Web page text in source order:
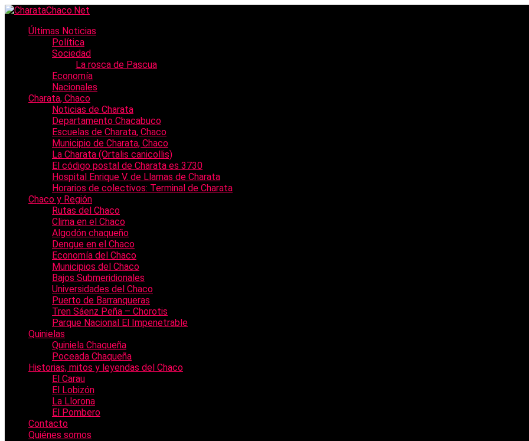
Últimas Noticias
Política
Sociedad
La rosca de Pascua
Economía
Nacionales
Charata, Chaco
Noticias de Charata
Departamento Chacabuco
Escuelas de Charata, Chaco
Municipio de Charata, Chaco
La Charata (Ortalis canicollis)
El código postal de Charata es 3730
Hospital Enrique V. de Llamas de Charata
Horarios de colectivos: Terminal de Charata
Chaco y Región
Rutas del Chaco
Clima en el Chaco
Algodón chaqueño
Dengue en el Chaco
Economía del Chaco
Municipios del Chaco
Bajos Submeridionales
Universidades del Chaco
Puerto de Barranqueras
Tren Sáenz Peña – Chorotis
Parque Nacional El Impenetrable
Quinielas
Quiniela Chaqueña
Poceada Chaqueña
Historias, mitos y leyendas del Chaco
El Carau
El Lobizón
La Llorona
El Pombero
Contacto
Quiénes somos